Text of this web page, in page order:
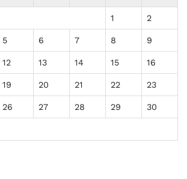
1 2
5 6 7 8 9
12 13 14 15 16
19 20 21 22 23
26 27 28 29 30